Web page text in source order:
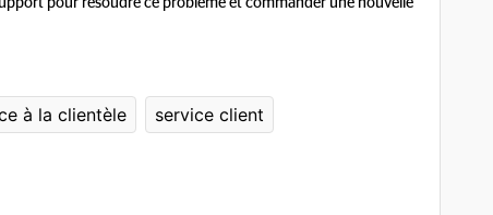
pour résoudre ce problème et commander une nouvelle
à la clientèle service client